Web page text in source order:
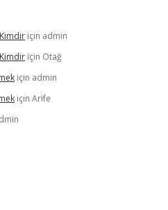
için admin
için Otağ
için admin
için Arife